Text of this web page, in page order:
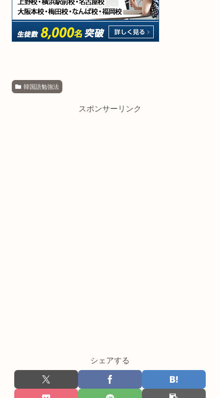
韓国語勉強法
スポンサーリンク
シェアする